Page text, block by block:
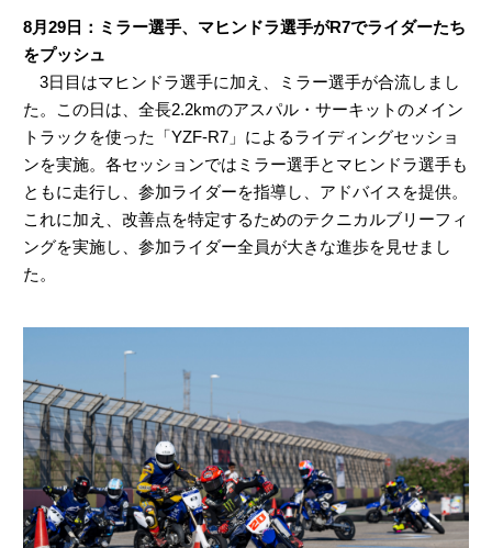
8月29日：ミラー選手、マヒンドラ選手がR7でライダーたち
をプッシュ
3日目はマヒンドラ選手に加え、ミラー選手が合流しまし
た。この日は、全長2.2kmのアスパル・サーキットのメイン
トラックを使った「YZF-R7」によるライディングセッショ
ンを実施。各セッションではミラー選手とマヒンドラ選手も
ともに走行し、参加ライダーを指導し、アドバイスを提供。
これに加え、改善点を特定するためのテクニカルブリーフィ
ングを実施し、参加ライダー全員が大きな進歩を見せまし
た。